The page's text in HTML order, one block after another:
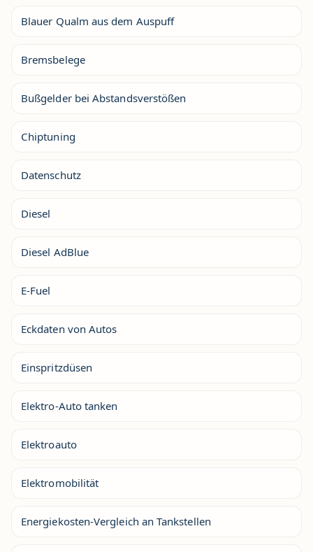
Blauer Qualm aus dem Auspuff
Bremsbelege
Bußgelder bei Abstandsverstößen
Chiptuning
Datenschutz
Diesel
Diesel AdBlue
E-Fuel
Eckdaten von Autos
Einspritzdüsen
Elektro-Auto tanken
Elektroauto
Elektromobilität
Energiekosten-Vergleich an Tankstellen